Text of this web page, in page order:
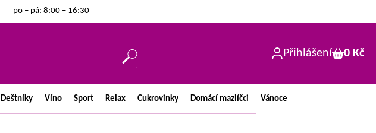
po – pá: 8:00 – 16:30
Přihlášení 0 Kč
Deštníky Víno Sport Relax Cukrovinky Domácí mazlíčci Vánoce